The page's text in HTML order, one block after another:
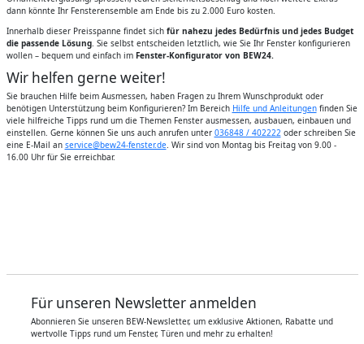
dann könnte Ihr Fensterensemble am Ende bis zu 2.000 Euro kosten.
Innerhalb dieser Preisspanne findet sich für nahezu jedes Bedürfnis und jedes Budget
die passende Lösung. Sie selbst entscheiden letztlich, wie Sie Ihr Fenster konfigurieren
wollen – bequem und einfach im Fenster-Konfigurator von BEW24.
Wir helfen gerne weiter!
Sie brauchen Hilfe beim Ausmessen, haben Fragen zu Ihrem Wunschprodukt oder
benötigen Unterstützung beim Konfigurieren? Im Bereich Hilfe und Anleitungenfinden Sie
viele hilfreiche Tipps rund um die Themen Fenster ausmessen, ausbauen, einbauen und
einstellen. Gerne können Sie uns auch anrufen unter 036848 / 402222oder schreiben Sie
eine E-Mail an service@bew24-fenster.de. Wir sind von Montag bis Freitag von 9.00 -
16.00 Uhr für Sie erreichbar.
Für unseren Newsletter anmelden
Abonnieren Sie unseren BEW-Newsletter, um exklusive Aktionen, Rabatte und
wertvolle Tipps rund um Fenster, Türen und mehr zu erhalten!